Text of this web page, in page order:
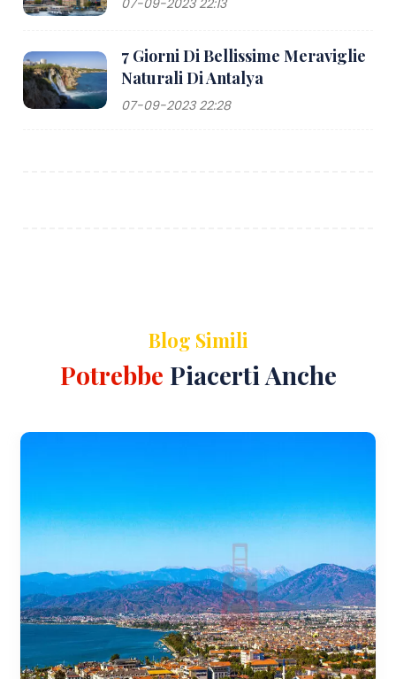
07-09-2023 22:13
7 Giorni Di Bellissime Meraviglie
Naturali Di Antalya
07-09-2023 22:28
Blog Simili
Potrebbe Piacerti Anche